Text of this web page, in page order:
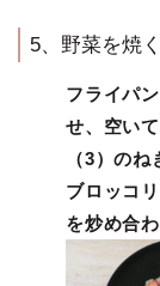
5、野菜を焼く
フライパ
せ、空い
（3）のね
ブロッコ
を炒め合わ